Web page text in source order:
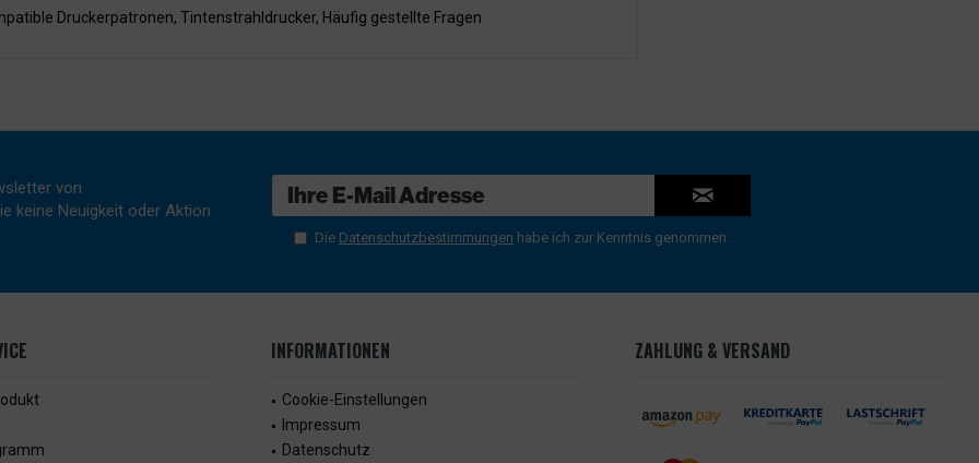
Druckerpatronen,Tintenstrahldrucker, Häufig gestellte Fragen
von
keine Neuigkeit oder Aktion
Die Datenschutzbestimmungen habe ich zur Kenntnis genommen.
INFORMATIONEN
Cookie-Einstellungen
Impressum
Datenschutz
ZAHLUNG & VERSAND